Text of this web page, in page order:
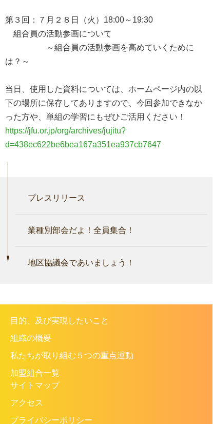
第３回：７月２８日（火）18:00～19:30
組合員の活動参画について
～組合員の活動参画を高めていくために
は？～
当日、使用した資料については、ホームページ内の以
下の場所に保存してありますので、今回参加できなか
った方や、単組の学習にもぜひご活用ください！
https://jfu.or.jp/org/archives/jujitu?
d=438ec622be6bea167a351ea937cb7647
プレスリリース
業種別部会だよ！全員集合！
地区協議会であいましょう！
目的、及び実現したいこと
組織の概要
私たちが取り組む５つの重点運動
加盟組合一覧
サイトマップ
アクセス
プライバシーポリシー